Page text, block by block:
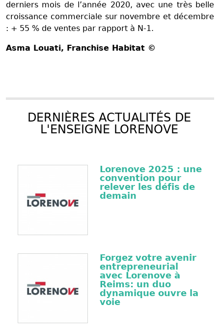
derniers mois de l’année 2020, avec une très belle
croissance commerciale sur novembre et décembre
: + 55 % de ventes par rapport à N-1.
Asma Louati, Franchise Habitat ©
DERNIÈRES ACTUALITÉS DE
L'ENSEIGNE LORENOVE
Lorenove 2025 : une
convention pour
relever les défis de
demain
Forgez votre avenir
entrepreneurial
avec Lorenove à
Reims: un duo
dynamique ouvre la
voie